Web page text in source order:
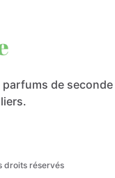
parfums de seconde
droits réservés